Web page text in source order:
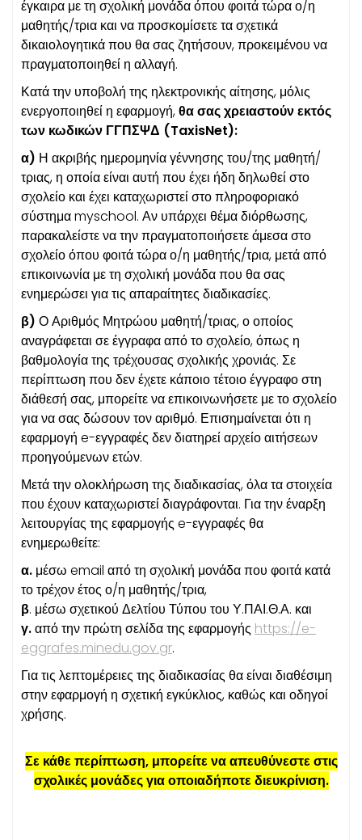
έγκαιρα με τη σχολική μονάδα όπου φοιτά τώρα ο/η
μαθητής/τρια και να προσκομίσετε τα σχετικά
δικαιολογητικά που θα σας ζητήσουν, προκειμένου να
πραγματοποιηθεί η αλλαγή.
Κατά την υποβολή της ηλεκτρονικής αίτησης, μόλις
ενεργοποιηθεί η εφαρμογή,θα σας χρειαστούν εκτός
των κωδικών ΓΓΠΣΨΔ (TaxisNet):
α) Η ακριβής ημερομηνία γέννησης του/της μαθητή/
τριας, η οποία είναι αυτή που έχει ήδη δηλωθεί στο
σχολείο και έχει καταχωριστεί στο πληροφοριακό
σύστημα myschool. Αν υπάρχει θέμα διόρθωσης,
παρακαλείστε να την πραγματοποιήσετε άμεσα στο
σχολείο όπου φοιτά τώρα ο/η μαθητής/τρια, μετά από
επικοινωνία με τη σχολική μονάδα που θα σας
ενημερώσει για τις απαραίτητες διαδικασίες.
β) Ο Αριθμός Μητρώου μαθητή/τριας, ο οποίος
αναγράφεται σε έγγραφα από το σχολείο, όπως η
βαθμολογία της τρέχουσας σχολικής χρονιάς. Σε
περίπτωση που δεν έχετε κάποιο τέτοιο έγγραφο στη
διάθεσή σας, μπορείτε να επικοινωνήσετε με το σχολείο
για να σας δώσουν τον αριθμό. Επισημαίνεται ότι η
εφαρμογή e-εγγραφές δεν διατηρεί αρχείο αιτήσεων
προηγούμενων ετών.
Μετά την ολοκλήρωση της διαδικασίας, όλα τα στοιχεία
που έχουν καταχωριστεί διαγράφονται. Για την έναρξη
λειτουργίας της εφαρμογής e-εγγραφές θα
ενημερωθείτε:
α. μέσω email από τη σχολική μονάδα που φοιτά κατά
το τρέχον έτος ο/η μαθητής/τρια,
β. μέσω σχετικού Δελτίου Τύπου του Υ.ΠΑΙ.Θ.Α. και
γ.από την πρώτη σελίδα της εφαρμογής https://e-
eggrafes.minedu.gov.gr.
Για τις λεπτομέρειες της διαδικασίας θα είναι διαθέσιμη
στην εφαρμογή η σχετική εγκύκλιος, καθώς και οδηγοί
χρήσης.
Σε κάθε περίπτωση, μπορείτε να απευθύνεστε στις
σχολικές μονάδες για οποιαδήποτε διευκρίνιση.